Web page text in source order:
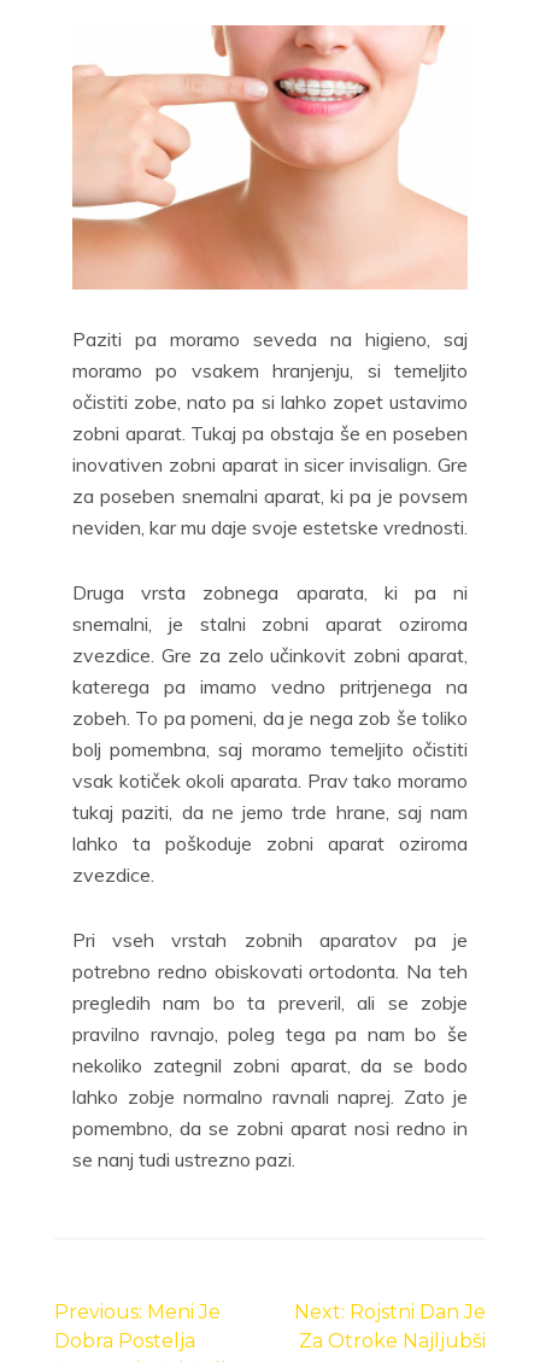
Paziti pa moramo seveda na higieno, saj
moramo po vsakem hranjenju, si temeljito
očistiti zobe, nato pa si lahko zopet ustavimo
zobni aparat. Tukaj pa obstaja še en poseben
inovativen zobni aparat in sicer invisalign. Gre
za poseben snemalni aparat, ki pa je povsem
neviden, kar mu daje svoje estetske vrednosti.
Druga vrsta zobnega aparata, ki pa ni
snemalni, je stalni zobni aparat oziroma
zvezdice. Gre za zelo učinkovit zobni aparat,
katerega pa imamo vedno pritrjenega na
zobeh. To pa pomeni, da je nega zob še toliko
bolj pomembna, saj moramo temeljito očistiti
vsak kotiček okoli aparata. Prav tako moramo
tukaj paziti, da ne jemo trde hrane, saj nam
lahko ta poškoduje zobni aparat oziroma
zvezdice.
Pri vseh vrstah zobnih aparatov pa je
potrebno redno obiskovati ortodonta. Na teh
pregledih nam bo ta preveril, ali se zobje
pravilno ravnajo, poleg tega pa nam bo še
nekoliko zategnil zobni aparat, da se bodo
lahko zobje normalno ravnali naprej. Zato je
pomembno, da se zobni aparat nosi redno in
se nanj tudi ustrezno pazi.
prispevka
Previous: Meni Je
Dobra Postelja
Next: Rojstni Dan Je
Za Otroke Najljubši